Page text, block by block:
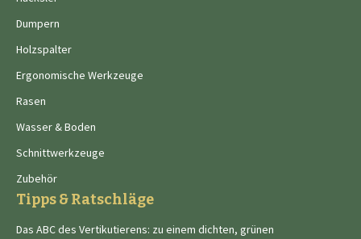
Dumpern
Holzspalter
Ergonomische Werkzeuge
Rasen
Wasser & Boden
Schnittwerkzeuge
Zubehör
Tipps & Ratschläge
Das ABC des Vertikutierens: zu einem dichten, grünen